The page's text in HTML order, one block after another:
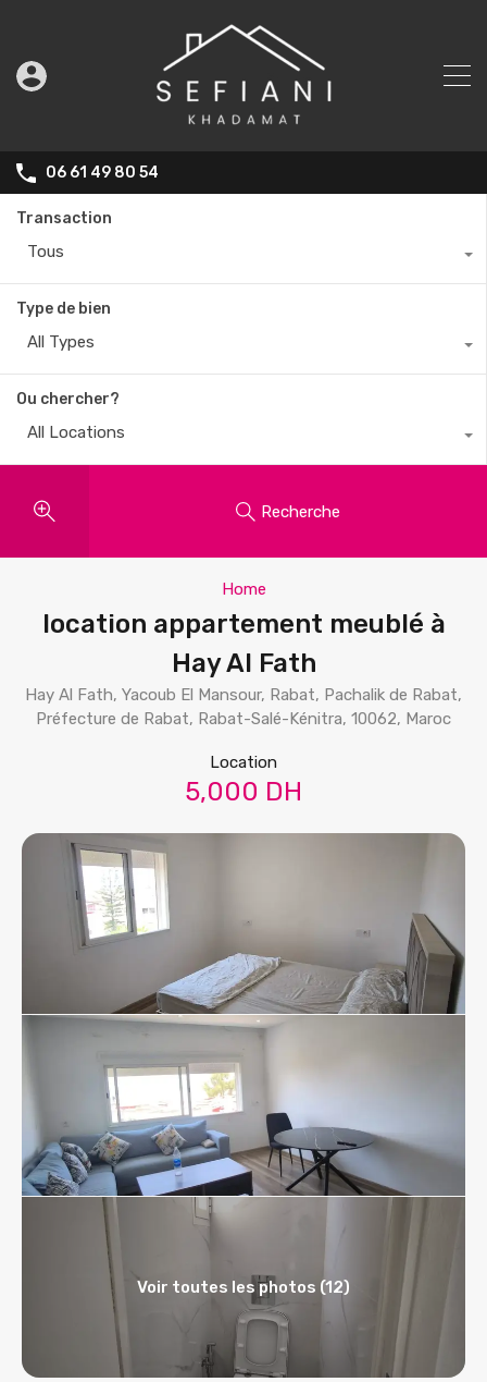
06 61 49 80 54
Transaction
Tous
Type de bien
All Types
Ou chercher?
All Locations
Recherche
Home
location appartement meublé à
Hay Al Fath
Hay Al Fath, Yacoub El Mansour, Rabat, Pachalik de Rabat,
Préfecture de Rabat, Rabat-Salé-Kénitra, 10062, Maroc
Location
5,000 DH
Voir toutes les photos (12)